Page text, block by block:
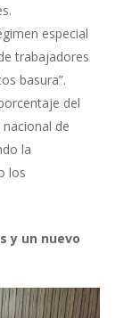
especial
trabajadores
basura”.
del
de
la
los
y un nuevo